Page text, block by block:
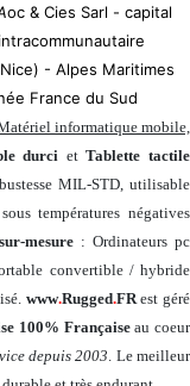
oc & Cies Sarl - capital
- Alpes Maritimes
France du Sud
informatique mobile,
durci etTablette tactile
MIL-STD, utilisable
températures négatives
mesure : Ordinateurs pc
convertible / hybride
www.Rugged.FRest géré
100% Françaiseau coeur
depuis 2003. Le meilleur